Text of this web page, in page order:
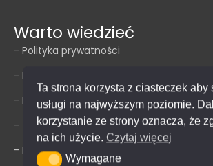
Ta strona korzysta z ciasteczek aby
usługi na najwyższym poziomie.
korzystanie ze strony oznacza, że
na ich użycie. Czytaj więcej
WymaganeWymagane
Warto wiedzieć
- Polityka prywatności
- Impressum
- Regulamin
- Zwroty
- Dostawa